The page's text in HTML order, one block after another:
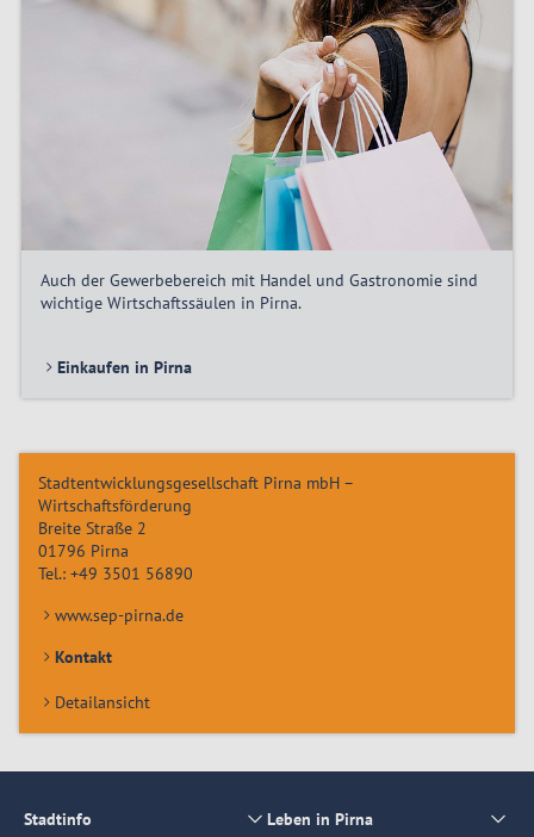
Auch der Gewerbebereich mit Handel und Gastronomie sind
wichtige Wirtschaftssäulen in Pirna.
Einkaufen in Pirna
Stadtentwicklungsgesellschaft Pirna mbH –
Wirtschaftsförderung
Breite Straße 2
01796 Pirna
Tel.: +49 3501 56890
www.sep-pirna.de
Kontakt
Detailansicht
Stadtinfo
Leben in Pirna